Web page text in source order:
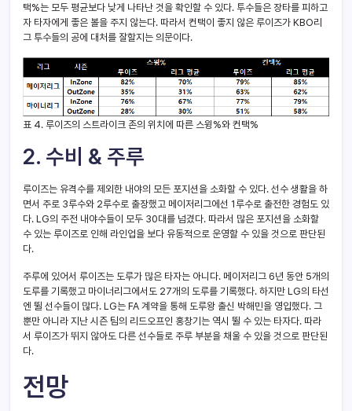
택%는 모두 평균보다 낮게 나타난 것을 확인할 수 있다. 투수들은 장타를 피하고
자 타자에게 좋은 볼을 주지 않는다. 따라서 컨택이 좋지 않은 루이즈가 KBO리
그 투수들의 공에 대처를 잘할지는 의문이다.
표 4. 루이즈의 스트라이크 존의 위치에 따른 스윙%와 컨택%
2. 수비 & 주루
루이즈는 유격수를 제외한 내야의 모든 포지션을 소화할 수 있다. 선수 생활을 하
면서 주로 3루수와 2루수로 출장했고 메이저리그에선 1루수로 출전한 경험도 있
다. LG의 주전 내야수들이 모두 30대를 넘겼다. 따라서 많은 포지션을 소화할
수 있는 루이즈로 인해 라인업을 보다 유동적으로 운영할 수 있을 것으로 판단된
다.
주루에 있어서 루이즈는 도루가 많은 타자는 아니다. 메이저리그 6년 동안 5개의
도루를 기록했고 마이너리그에서도 27개의 도루를 기록했다. 하지만 LG의 타선
엔 뛸 선수들이 많다. LG는 FA 계약을 통해 도루왕 출신 박해민을 영입했다. 그
뿐만 아니라 지난 시즌 팀의 리드오프인 홍창기는 역시 뛸 수 있는 타자다. 따라
서 루이즈가 뛰지 않아도 다른 선수들로 주루 부분을 채울 수 있을 것으로 판단된
다.
전망